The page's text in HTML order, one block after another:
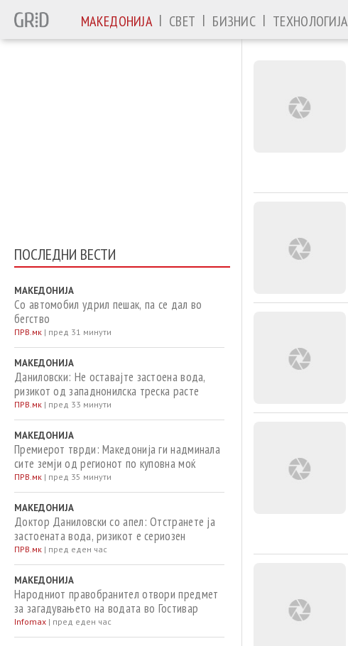
МАКЕДОНИЈА | СВЕТ | БИЗНИС | ТЕХНОЛОГИЈА
ПОСЛЕДНИ ВЕСТИ
МАКЕДОНИЈА
Со автомобил удрил пешак, па се дал во
бегство
ПРВ.мк | пред 31 минути
МАКЕДОНИЈА
Даниловски: Не оставајте застоена вода,
ризикот од западнонилска треска расте
ПРВ.мк | пред 33 минути
МАКЕДОНИЈА
Премиерот тврди: Македонија ги надминала
сите земји од регионот по куповна моќ
ПРВ.мк | пред 35 минути
МАКЕДОНИЈА
Доктор Даниловски со апел: Отстранете ја
застоената вода, ризикот е сериозен
ПРВ.мк | пред еден час
МАКЕДОНИЈА
Народниот правобранител отвори предмет
за загадувањето на водата во Гостивар
Infomax | пред еден час